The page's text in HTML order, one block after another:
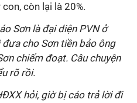
còn lại là 20%.
Sơn là đại diện PVN ở
cho Sơn tiền bảo ông
chiếm đoạt. Câu chuyện
rõ rồi.
hỏi, giờ bị cáo trả lời đi